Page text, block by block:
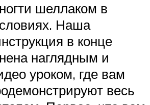
шеллаком в
Наша
в конце
наглядным и
уроком, где вам
весь